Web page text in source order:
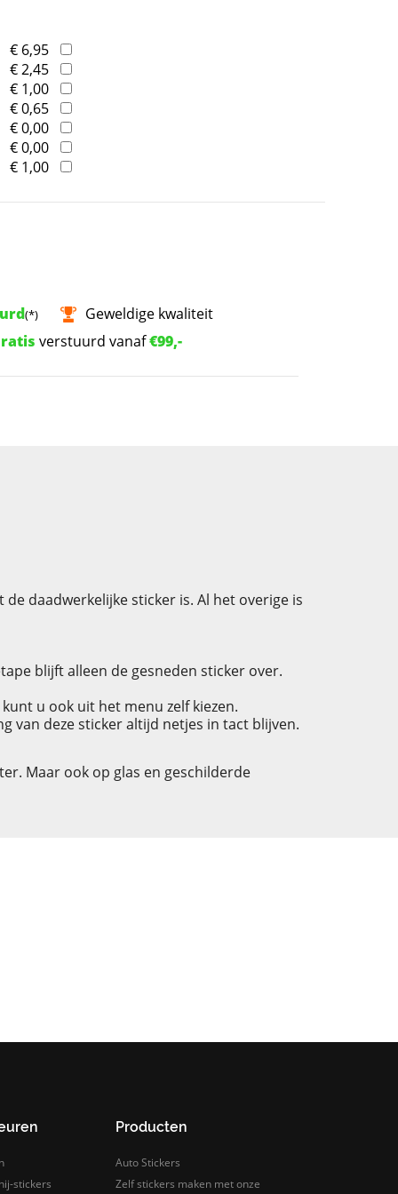
€ 6,95
€ 2,45
€ 1,00
€ 0,65
€ 0,00
€ 0,00
€ 1,00
(*)
Geweldige kwaliteit
verstuurd vanaf€99,-
daadwerkelijke sticker is. Al het overige is
blijft alleen de gesneden sticker over.
u ook uit het menu zelf kiezen.
van deze sticker altijd netjes in tact blijven.
Maar ook op glas en geschilderde
stickers
Producten
Auto Stickers
Zelf stickers maken met onze